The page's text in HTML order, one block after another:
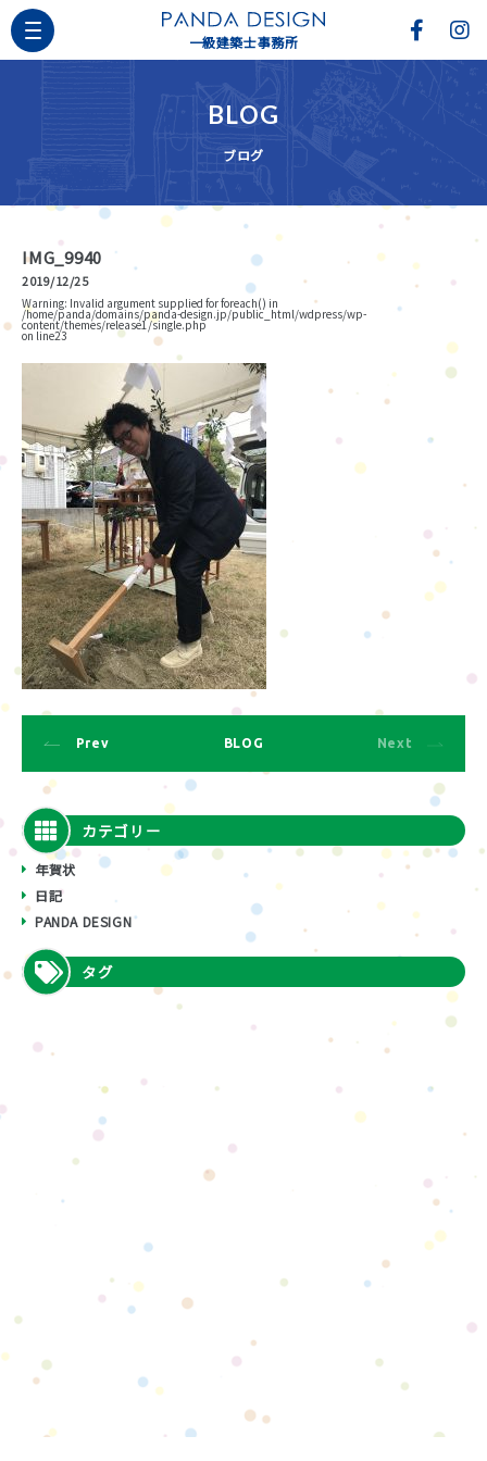
一級建築士事務所
BLOG
ブログ
IMG_9940
2019/12/25
Warning: Invalid argument supplied for foreach() in
/home/panda/domains/panda-design.jp/public_html/wdpress/wp-
content/themes/release1/single.php
on line23
Prev BLOG Next
カテゴリー
年賀状
日記
PANDA DESIGN
タグ